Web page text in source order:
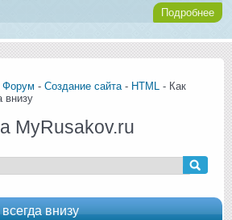
Подробнее
Форум - Создание сайта- HTML - Как
внизу
MyRusakov.ru
внизу